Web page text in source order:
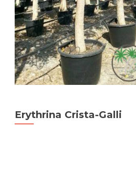
Erythrina Crista-Galli